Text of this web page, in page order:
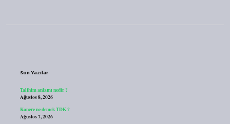
Son Yazılar
Talihim anlamı nedir ?
Ağustos 8, 2026
Kanere ne demek TDK ?
Ağustos 7, 2026